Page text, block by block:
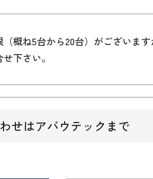
概ね5台から20台）がございま
下さい。
せはアバウテックまで